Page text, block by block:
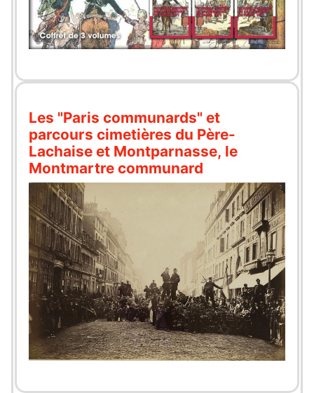
Les "Paris communards" et
parcours cimetières du Père-
Lachaise et Montparnasse, le
Montmartre communard